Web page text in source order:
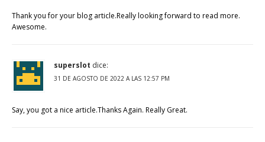
Thank you for your blog article.Really looking forward to read more.
Awesome.
superslot dice:
31 DE AGOSTO DE 2022 A LAS 12:57 PM
Say, you got a nice article.Thanks Again. Really Great.